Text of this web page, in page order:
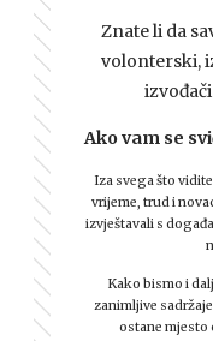
Znate li da
volonterski,
Ako vam se
Iza svega što
vrijeme, trud i
izvještavali s
Kako bismo i
zanimljive
ostane mjesto